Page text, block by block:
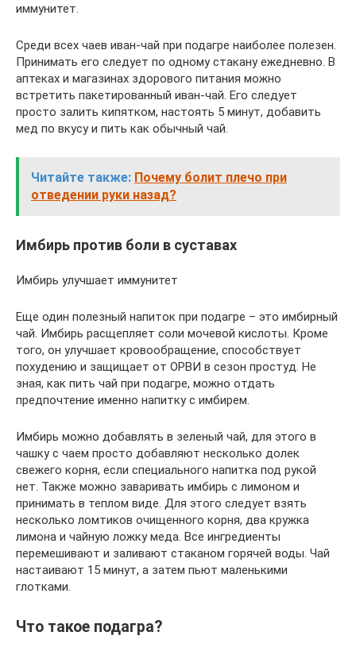
иммунитет.
Среди всех чаев иван-чай при подагре наиболее полезен.
Принимать его следует по одному стакану ежедневно. В
аптеках и магазинах здорового питания можно
встретить пакетированный иван-чай. Его следует
просто залить кипятком, настоять 5 минут, добавить
мед по вкусу и пить как обычный чай.
Читайте также: Почему болит плечо при
отведении руки назад?
Имбирь против боли в суставах
Имбирь улучшает иммунитет
Еще один полезный напиток при подагре – это имбирный
чай. Имбирь расщепляет соли мочевой кислоты. Кроме
того, он улучшает кровообращение, способствует
похудению и защищает от ОРВИ в сезон простуд. Не
зная, как пить чай при подагре, можно отдать
предпочтение именно напитку с имбирем.
Имбирь можно добавлять в зеленый чай, для этого в
чашку с чаем просто добавляют несколько долек
свежего корня, если специального напитка под рукой
нет. Также можно заваривать имбирь с лимоном и
принимать в теплом виде. Для этого следует взять
несколько ломтиков очищенного корня, два кружка
лимона и чайную ложку меда. Все ингредиенты
перемешивают и заливают стаканом горячей воды. Чай
настаивают 15 минут, а затем пьют маленькими
глотками.
Что такое подагра?